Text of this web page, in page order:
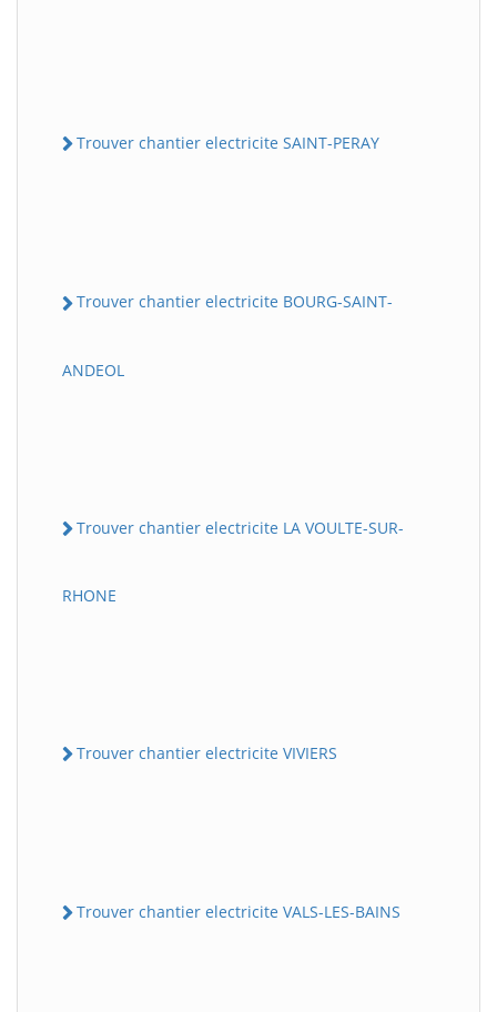
Trouver chantier electricite SAINT-PERAY
Trouver chantier electricite BOURG-SAINT-
ANDEOL
Trouver chantier electricite LA VOULTE-SUR-
RHONE
Trouver chantier electricite VIVIERS
Trouver chantier electricite VALS-LES-BAINS